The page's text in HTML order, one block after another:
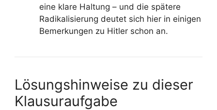
eine klare Haltung – und die spätere
Radikalisierung deutet sich hier in einigen
Bemerkungen zu Hitler schon an.
Lösungshinweise zu dieser
Klausuraufgabe